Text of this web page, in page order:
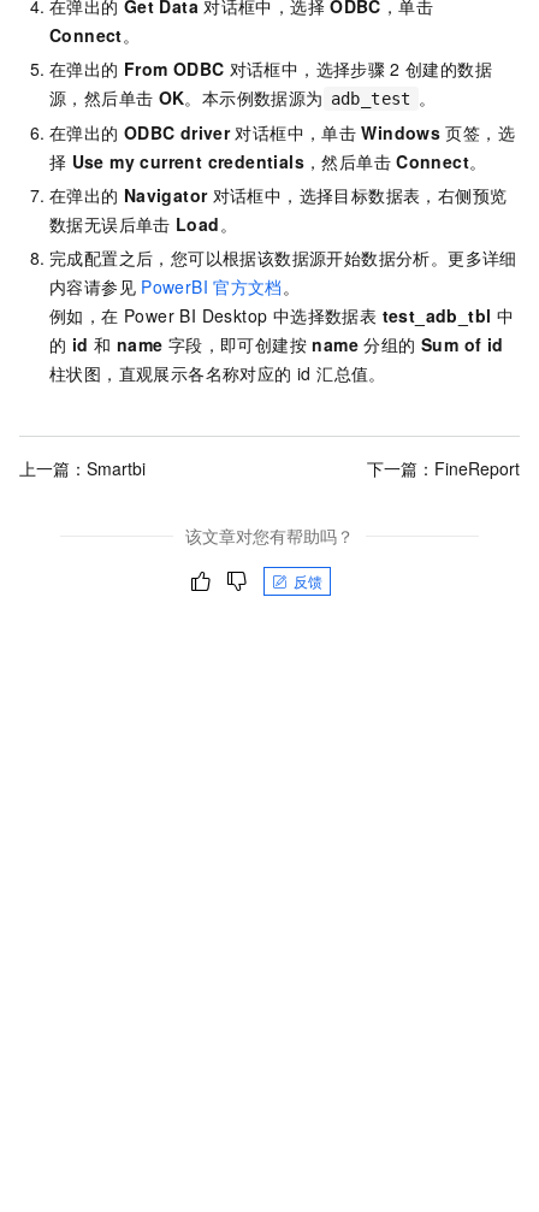
在弹出的 Get Data 对话框中，选择 ODBC ，单击
Connect。
在弹出的 From ODBC 对话框中，选择步骤 2 创建的数据
源，然后单击 OK。本示例数据源为 adb_test 。
在弹出的 ODBC driver 对话框中，单击 Windows 页签，选
择 Use my current credentials ，然后单击 Connect。
在弹出的 Navigator 对话框中，选择目标数据表，右侧预览
数据无误后单击 Load。
完成配置之后，您可以根据该数据源开始数据分析。更多详细
内容请参见 PowerBI 官方文档。
例如，在 Power BI Desktop 中选择数据表 test_adb_tbl 中
的 id 和 name 字段，即可创建按name 分组的Sum of id
柱状图，直观展示各名称对应的 id 汇总值。
上一篇： Smartbi 下一篇： FineReport
该文章对您有帮助吗？
反馈